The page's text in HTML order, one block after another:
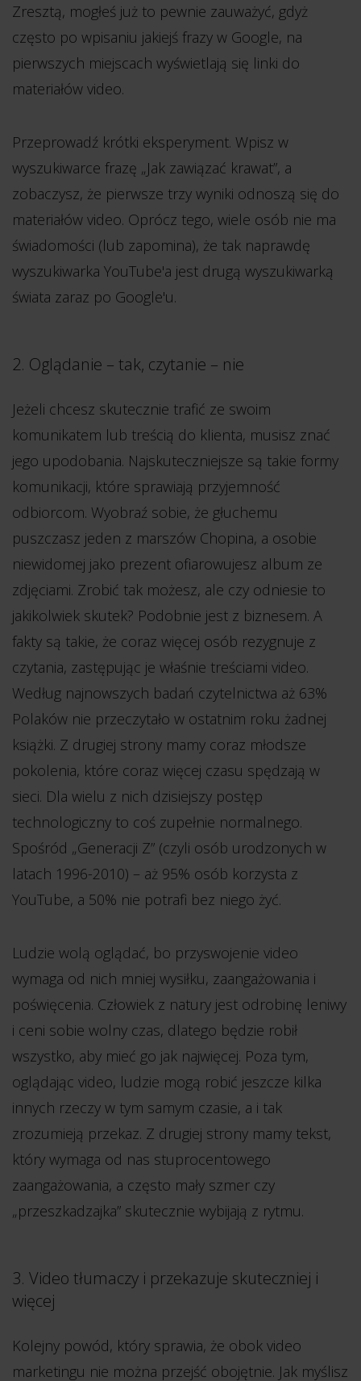
Zresztą, mogłeś już to pewnie zauważyć, gdyż
często po wpisaniu jakiejś frazy w Google, na
pierwszych miejscach wyświetlają się linki do
materiałów video.
Przeprowadź krótki eksperyment. Wpisz w
wyszukiwarce frazę „Jak zawiązać krawat”, a
zobaczysz, że pierwsze trzy wyniki odnoszą się do
materiałów video. Oprócz tego, wiele osób nie ma
świadomości (lub zapomina), że tak naprawdę
wyszukiwarka YouTube'a jest drugą wyszukiwarką
świata zaraz po Google'u.
2. Oglądanie – tak, czytanie – nie
Jeżeli chcesz skutecznie trafić ze swoim
komunikatem lub treścią do klienta, musisz znać
jego upodobania. Najskuteczniejsze są takie formy
komunikacji, które sprawiają przyjemność
odbiorcom. Wyobraź sobie, że głuchemu
puszczasz jeden z marszów Chopina, a osobie
niewidomej jako prezent ofiarowujesz album ze
zdjęciami. Zrobić tak możesz, ale czy odniesie to
jakikolwiek skutek? Podobnie jest z biznesem. A
fakty są takie, że coraz więcej osób rezygnuje z
czytania, zastępując je właśnie treściami video.
Według najnowszych badań czytelnictwa aż 63%
Polaków nie przeczytało w ostatnim roku żadnej
książki. Z drugiej strony mamy coraz młodsze
pokolenia, które coraz więcej czasu spędzają w
sieci. Dla wielu z nich dzisiejszy postęp
technologiczny to coś zupełnie normalnego.
Spośród „Generacji Z” (czyli osób urodzonych w
latach 1996-2010) – aż 95% osób korzysta z
YouTube, a 50% nie potrafi bez niego żyć.
Ludzie wolą oglądać, bo przyswojenie video
wymaga od nich mniej wysiłku, zaangażowania i
poświęcenia. Człowiek z natury jest odrobinę leniwy
i ceni sobie wolny czas, dlatego będzie robił
wszystko, aby mieć go jak najwięcej. Poza tym,
oglądając video, ludzie mogą robić jeszcze kilka
innych rzeczy w tym samym czasie, a i tak
zrozumieją przekaz. Z drugiej strony mamy tekst,
który wymaga od nas stuprocentowego
zaangażowania, a często mały szmer czy
„przeszkadzajka” skutecznie wybijają z rytmu.
3. Video tłumaczy i przekazuje skuteczniej i
więcej
Kolejny powód, który sprawia, że obok video
marketingu nie można przejść obojętnie. Jak myślisz